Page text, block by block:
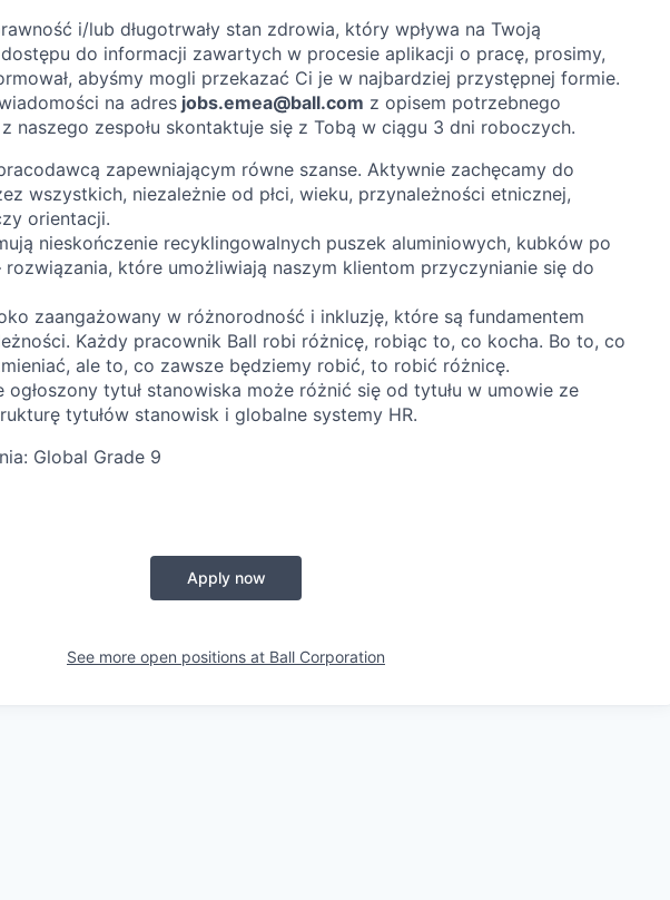
i/lub długotrwały stan zdrowia, który wpływa na Twoją
do informacji zawartych w procesie aplikacji o pracę, prosimy,
abyśmy mogli przekazać Ci je w najbardziej przystępnej formie.
na adres jobs.emea@ball.com z opisem potrzebnego
naszego zespołu skontaktuje się z Tobą w ciągu 3 dni roboczych.
zapewniającym równe szanse. Aktywnie zachęcamy do
wszystkich, niezależnie od płci, wieku, przynależności etnicznej,
orientacji.
nieskończenie recyklingowalnych puszek aluminiowych, kubków po
które umożliwiają naszym klientom przyczynianie się do
zaangażowany w różnorodność i inkluzję, które są fundamentem
Każdy pracownik Ball robi różnicę, robiąc to, co kocha. Bo to, co
ale to, co zawsze będziemy robić, to robić różnicę.
ogłoszony tytuł stanowiska może różnić się od tytułu w umowie ze
tytułów stanowisk i globalne systemy HR.
Global Grade 9
Apply now
See more open positions at Ball Corporation